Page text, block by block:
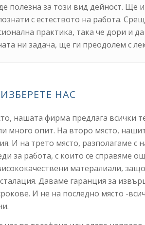
полезна за този вид дейност.
с естеството на работа.
практика, така че дори и
ни задача, ще ги преодолем с
НАС
нашата фирма предлага всички
много опит. На второ място,
И на трето място, разполагаме
за работа, с които се справяме
матералиали,
Даваме гаранция за
И не на последно място -